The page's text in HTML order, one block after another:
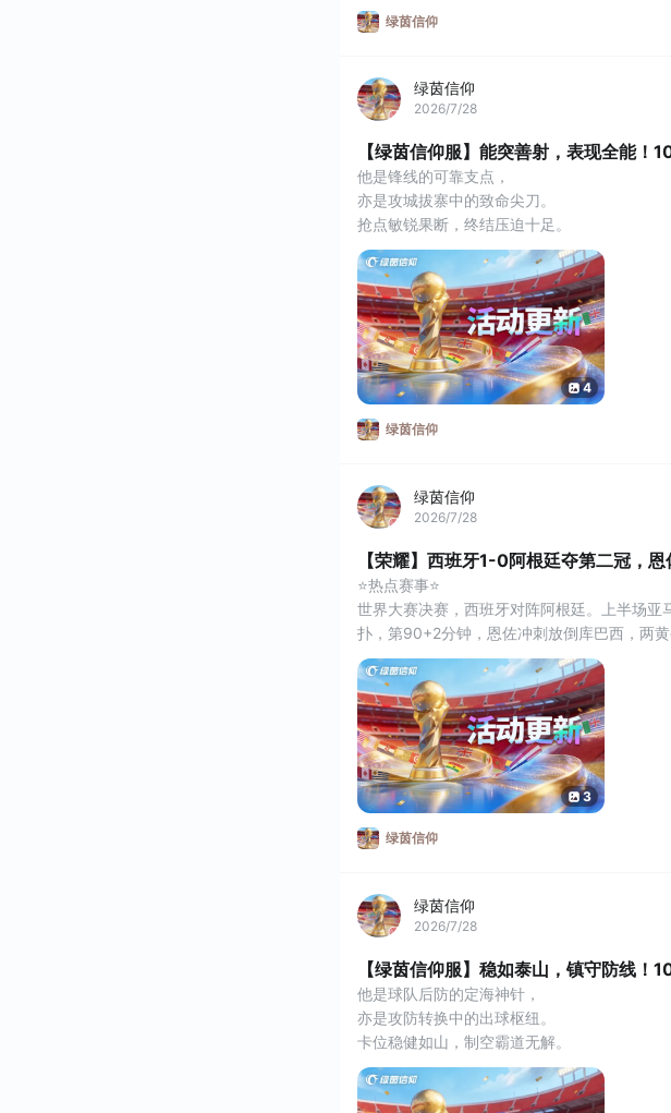
费尔南德斯
赛场时刻加持下，加速+5、带球
绿茵信仰
绿茵信仰
2026/7/28
【绿茵信仰服】能突善射，表现全能！
他是锋线的可靠支点，
亦是攻城拔寨中的致命尖刀。
抢点敏锐果断，终结压迫十足。
大范围拉扯撕裂防线，
强悍对抗扛开中卫推进，
关键时刻完成致命一击，
门前嗅觉同样稳定可靠。
102巅峰劳尔·希门尼斯，强势登场！
⭐连环摘星⭐
1、【连环摘星】7月27日11:00-8月3日11:00
取【102潜力值巅峰球员【劳尔·希门尼斯】】
4
绿茵信仰
绿茵信仰
2026/7/28
【荣耀】西班牙1-0阿根廷夺第二冠，
⭐热点赛事⭐
世界大赛决赛，西班牙对阵阿根廷。上半场
扑，第90+2分钟，恩佐冲刺放倒库巴西，两
球回做，费兰禁区内爆杆破门！最终比分西班
世界大赛冠军出炉！【足球王】服也正式进入
可上阵更多强力球员，进一步丰富阵容搭配。
3
绿茵信仰
绿茵信仰
2026/7/28
【绿茵信仰服】稳如泰山，镇守防线！
他是球队后防的定海神针，
亦是攻防转换中的出球枢纽。
卡位稳健如山，制空霸道无解。
指挥调度无处不在，
长传转移精准致命，